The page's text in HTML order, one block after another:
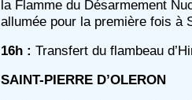
la Flamme du Désarmement
allumée pour la première fois à
16h : Transfert du flambeau
SAINT-PIERRE D’OLERON